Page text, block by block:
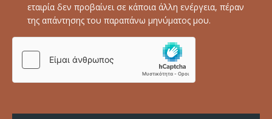
εταιρία δεν προβαίνει σε κάποια άλλη ενέργεια, πέραν
της απάντησης του παραπάνω μηνύματος μου.